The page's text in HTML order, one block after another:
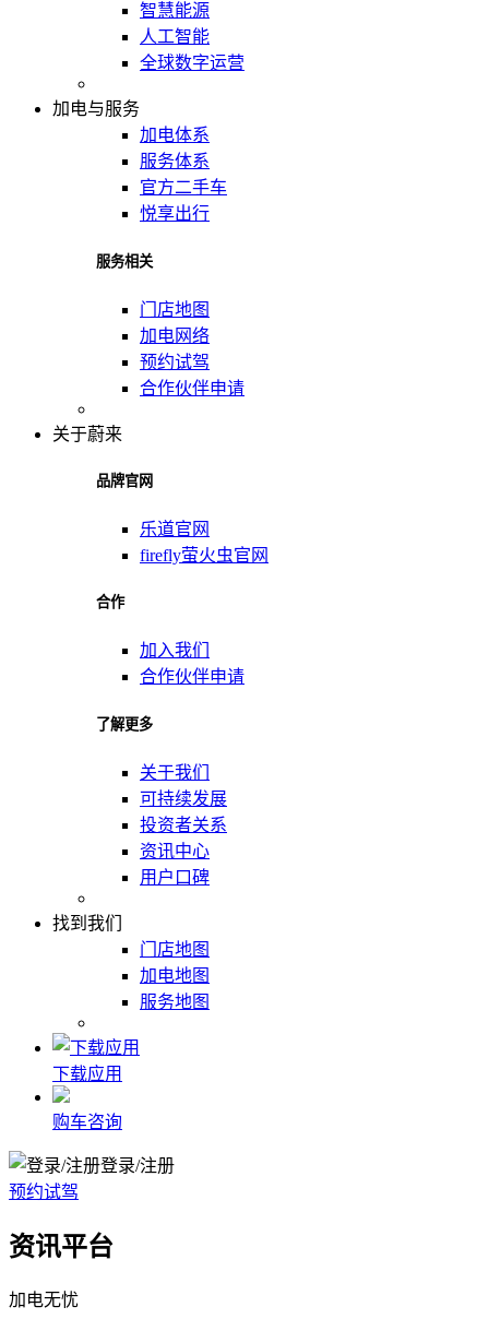
智慧能源
人工智能
全球数字运营
加电与服务
加电体系
服务体系
官方二手车
悦享出行
服务相关
门店地图
加电网络
预约试驾
合作伙伴申请
关于蔚来
品牌官网
乐道官网
firefly萤火虫官网
合作
加入我们
合作伙伴申请
了解更多
关于我们
可持续发展
投资者关系
资讯中心
用户口碑
找到我们
门店地图
加电地图
服务地图
下载应用
购车咨询
登录/注册
预约试驾
资讯平台
加电无忧